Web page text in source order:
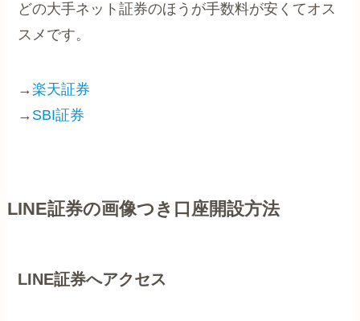
どの大手ネット証券のほうが手数料が安くてオス
スメです。
→楽天証券
→ SBI証券
LINE証券の画像つき口座開設方法
LINE証券へアクセス